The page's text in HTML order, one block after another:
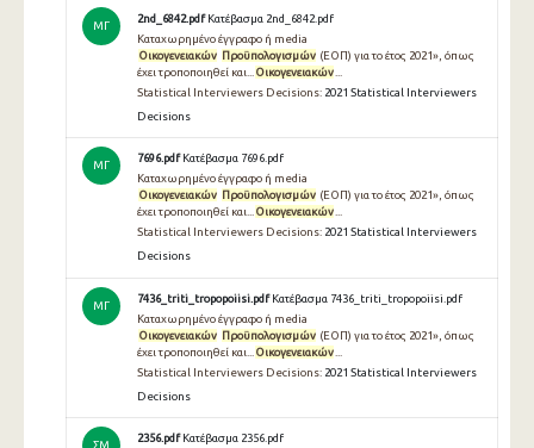
ΜΓ
2nd_6842.pdf Κατέβασμα 2nd_6842.pdf
Καταχωρημένο έγγραφο ή media
Οικογενειακών Προϋπολογισμών (ΕΟΠ) για το έτος 2021», όπως
έχει τροποποιηθεί και...
Οικογενειακών
Statistical Interviewers Decisions: 2021 Statistical Interviewers
Decisions
ΜΓ
7696.pdf Κατέβασμα 7696.pdf
Καταχωρημένο έγγραφο ή media
Οικογενειακών Προϋπολογισμών (ΕΟΠ) για το έτος 2021», όπως
έχει τροποποιηθεί και... Οικογενειακών...
Statistical Interviewers Decisions: 2021 Statistical Interviewers
Decisions
ΜΓ
7436_triti_tropopoiisi.pdf Κατέβασμα 7436_triti_tropopoiisi.pdf
Καταχωρημένο έγγραφο ή media
Οικογενειακών Προϋπολογισμών (ΕΟΠ) για το έτος 2021», όπως
έχει τροποποιηθεί και...
Οικογενειακών
Statistical Interviewers Decisions: 2021 Statistical Interviewers
Decisions
ΣΜ
2356.pdf Κατέβασμα 2356.pdf